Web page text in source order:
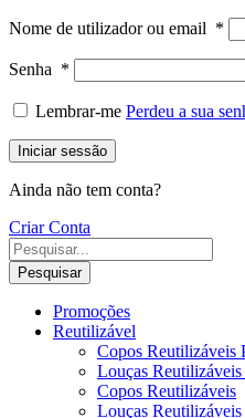
Nome de utilizador ou email *
Senha *
Lembrar-me Perdeu a sua
Iniciar sessão
Ainda não tem conta?
Criar Conta
Pesquisar
Promoções
Reutilizável
Copos Reutilizáveis
Louças
Copos Reutilizáveis
Louças Reutilizáveis